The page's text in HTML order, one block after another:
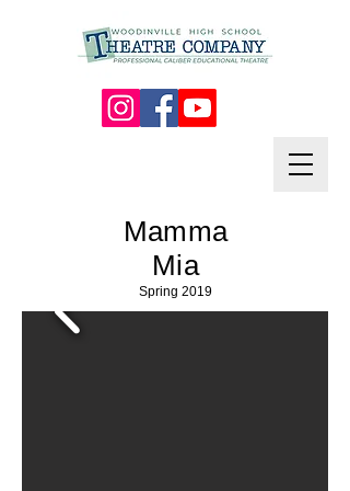
Mamma
Mia
Spring 2019